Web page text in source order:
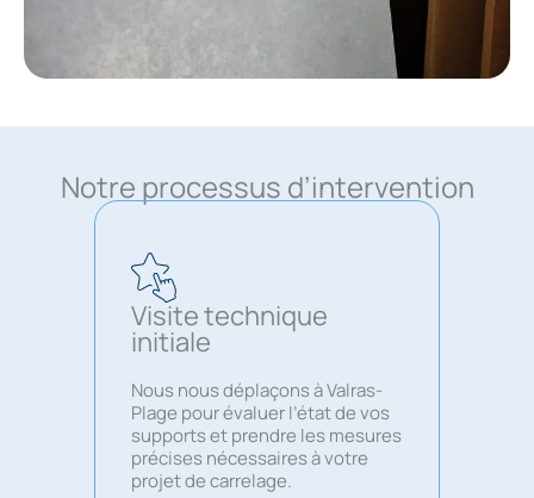
Notre processus d’intervention
Visite technique
initiale
Nous nous déplaçons à Valras-
Plage pour évaluer l’état de vos
supports et prendre les mesures
précises nécessaires à votre
projet de carrelage.